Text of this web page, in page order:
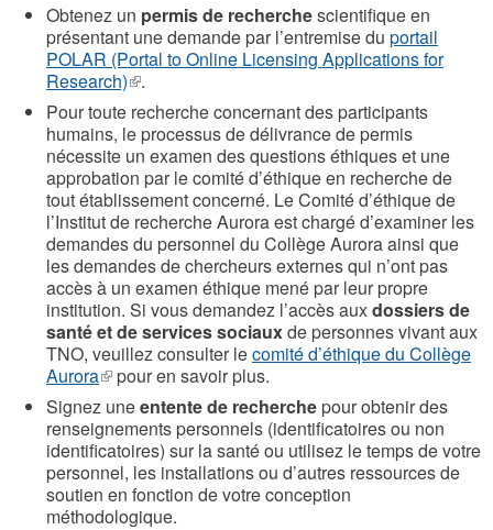
Obtenez un permis de recherchescientifique en
présentant une demande par l’entremise du portail
POLAR (Portal to Online Licensing Applications for
Research)(le
lien
est
externe)
.
Pour toute recherche concernant des participants
humains, le processus de délivrance de permis
nécessite un examen des questions éthiques et une
approbation par le comité d’éthique en recherche de
tout établissement concerné. Le Comité d’éthique de
l’Institut de recherche Aurora est chargé d’examiner les
demandes du personnel du Collège Aurora ainsi que
les demandes de chercheurs externes qui n’ont pas
accès à un examen éthique mené par leur propre
institution. Si vous demandez l’accès auxdossiers de
santé et de services sociauxde personnes vivant aux
TNO, veuillez consulter lecomité d’éthique du Collège
Aurora(le
lien
est
externe)
pour en savoir plus.
Signez uneentente de recherchepour obtenir des
renseignements personnels (identificatoires ou non
identificatoires) sur la santé ou utilisez le temps de votre
personnel, les installations ou d’autres ressources de
soutien en fonction de votre conception
méthodologique.